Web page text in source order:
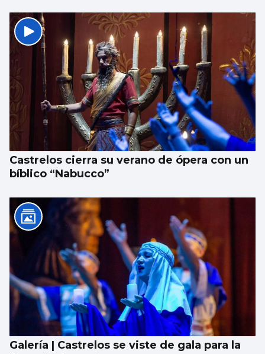
Castrelos cierra su verano de ópera con un
bíblico “Nabucco”
Galería | Castrelos se viste de gala para la